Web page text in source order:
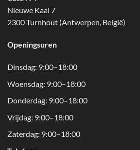
Nieuwe Kaai 7
2300 Turnhout (Antwerpen, België)
Openingsuren
Dinsdag: 9:00–18:00
Woensdag: 9:00–18:00
Donderdag: 9:00–18:00
Vrijdag: 9:00–18:00
Zaterdag: 9:00–18:00